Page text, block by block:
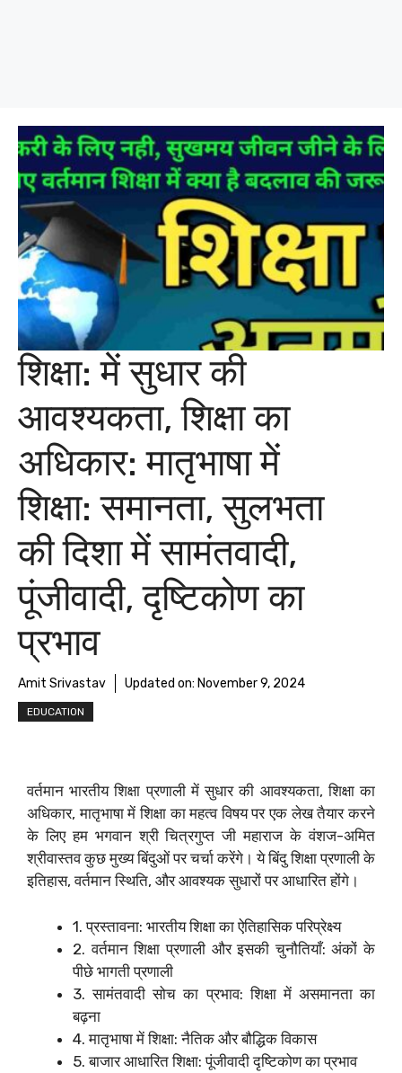
शिक्षा: में सुधार की
आवश्यकता, शिक्षा का
अधिकार: मातृभाषा में
शिक्षा: समानता, सुलभता
की दिशा में सामंतवादी,
पूंजीवादी, दृष्टिकोण का
प्रभाव
Amit Srivastav Updated on: November 9, 2024
EDUCATION
वर्तमान भारतीय शिक्षा प्रणाली में सुधार की आवश्यकता, शिक्षा का
अधिकार, मातृभाषा में शिक्षा का महत्व विषय पर एक लेख तैयार करने
के लिए हम भगवान श्री चित्रगुप्त जी महाराज के वंशज-अमित
श्रीवास्तव कुछ मुख्य बिंदुओं पर चर्चा करेंगे। ये बिंदु शिक्षा प्रणाली के
इतिहास, वर्तमान स्थिति, और आवश्यक सुधारों पर आधारित होंगे।
1. प्रस्तावना: भारतीय शिक्षा का ऐतिहासिक परिप्रेक्ष्य
2. वर्तमान शिक्षा प्रणाली और इसकी चुनौतियाँ: अंकों के
पीछे भागती प्रणाली
3. सामंतवादी सोच का प्रभाव: शिक्षा में असमानता का
बढ़ना
4. मातृभाषा में शिक्षा: नैतिक और बौद्धिक विकास
5. बाजार आधारित शिक्षा: पूंजीवादी दृष्टिकोण का प्रभाव